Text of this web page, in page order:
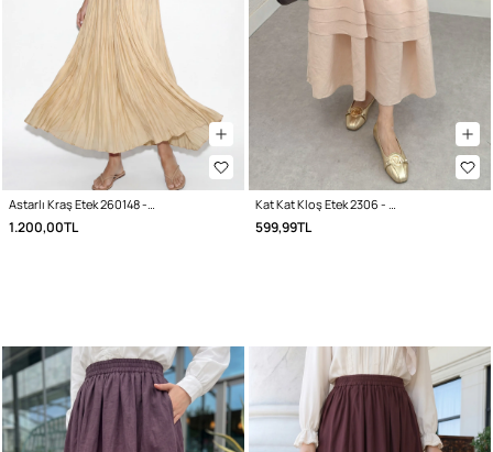
Astarlı Kraş Etek 260148 - TEREYAĞ SARISI
1.200,00TL
Kat Kat Kloş Etek 2306 - BEJ
599,99TL